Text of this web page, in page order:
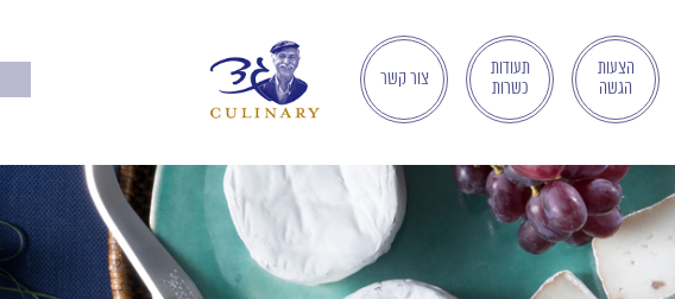
הצעות
הגשה
תעודות
כשרות
צור קשר